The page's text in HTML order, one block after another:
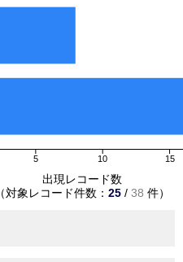
5 10 15
出現レコード数
（対象レコード件数： 25 / 38 件）